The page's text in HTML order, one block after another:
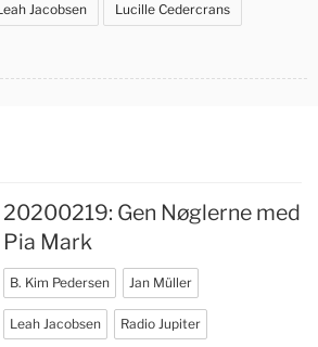
Jacobsen Lucille Cedercrans
20200219: Gen Nøglerne med
Pia Mark
B. Kim Pedersen Jan Müller
Leah Jacobsen Radio Jupiter